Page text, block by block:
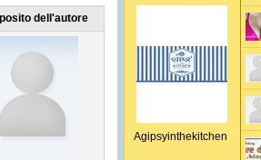
dell'autore
Agipsyinthekitchen